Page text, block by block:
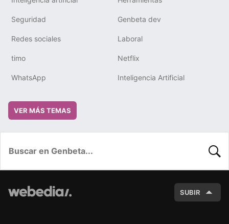
Seguridad Genbeta dev
Redes sociales Laboral
timo Netflix
WhatsApp Inteligencia Artificial
VER MÁS TEMAS
SUBIR